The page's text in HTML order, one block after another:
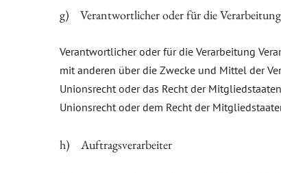
g) Verantwortlicher oder für die
Verantwortlicher oder für die Verarbeitung
mit anderen über die Zwecke und Mittel der
Unionsrecht oder das Recht der
Unionsrecht oder dem Recht der
h) Auftragsverarbeiter